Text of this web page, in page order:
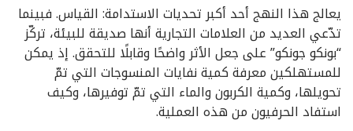
يعالج هذا النهج أحد أكبر تحديات الاستدامة: القياس. فبينما
تدّعي العديد من العلامات التجارية أنها صديقة للبيئة، تركّز
“بونكو جونكو” على جعل الأثر واضحًا وقابلًا للتحقق. إذ يمكن
للمستهلكين معرفة كمية نفايات المنسوجات التي تمّ
تحويلها، وكمية الكربون والماء التي تمّ توفيرها، وكيف
استفاد الحرفيون من هذه العملية.